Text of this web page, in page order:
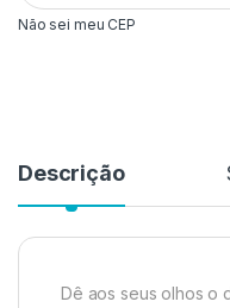
Não sei meu CEP
Descrição
Dê aos seus olhos o